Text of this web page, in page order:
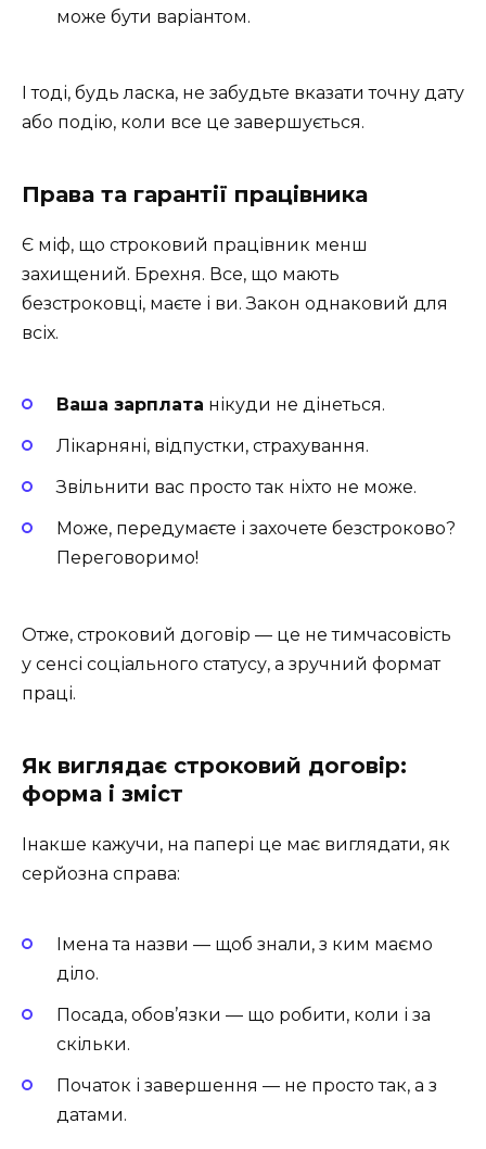
може бути варіантом.
І тоді, будь ласка, не забудьте вказати точну дату
або подію, коли все це завершується.
Права та гарантії працівника
Є міф, що строковий працівник менш
захищений. Брехня. Все, що мають
безстроковці, маєте і ви. Закон однаковий для
всіх.
Ваша зарплата нікуди не дінеться.
Лікарняні, відпустки, страхування.
Звільнити вас просто так ніхто не може.
Може, передумаєте і захочете безстроково?
Переговоримо!
Отже, строковий договір — це не тимчасовість
у сенсі соціального статусу, а зручний формат
праці.
Як виглядає строковий договір:
форма і зміст
Інакше кажучи, на папері це має виглядати, як
серйозна справа:
Імена та назви — щоб знали, з ким маємо
діло.
Посада, обов’язки — що робити, коли і за
скільки.
Початок і завершення — не просто так, а з
датами.